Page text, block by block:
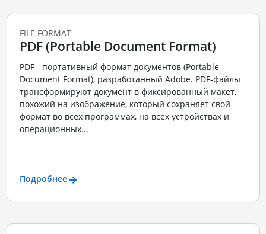
FILE FORMAT
PDF (Portable Document Format)
PDF - портативный формат документов (Portable
Document Format), разработанный Adobe. PDF-файлы
трансформируют документ в фиксированный макет,
похожий на изображение, который сохраняет свой
формат во всех программах, на всех устройствах и
операционных...
Подробнее